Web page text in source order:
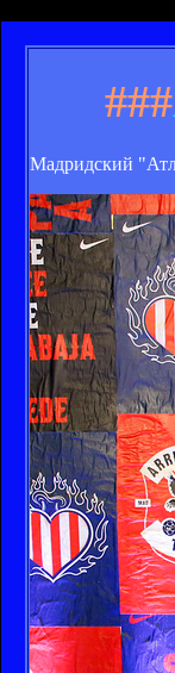
###
Мадридский